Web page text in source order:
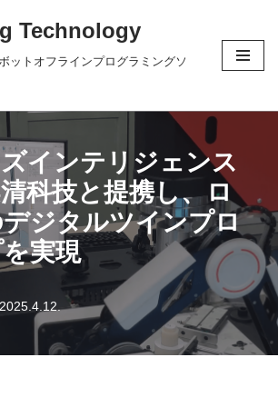
Technology
ットオフラインプログラミングソ
インテリジェンス
科技と提携し、ロ
ジタルツインプロ
実現
2025.4.12.